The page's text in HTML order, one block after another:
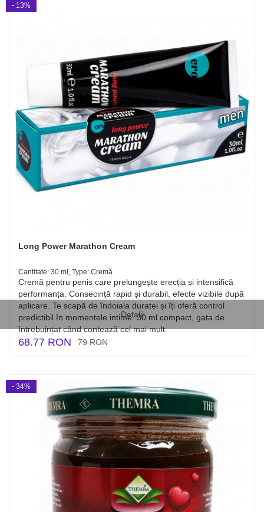
Detalii
Long Power Marathon Cream
Cantitate: 30 ml, Type: Cremă
Cremă pentru penis care prelungește erecția și intensifică
performanța. Consecință rapid și durabil, efecte vizibile după
aplicare. Te scapă de îndoiala duratei și îți oferă control
predictibil în momentele intime. 30 ml compact, gata de
întrebuințat când contează cel mai mult.
68.77 RON 79 RON
- 13%
- 34%